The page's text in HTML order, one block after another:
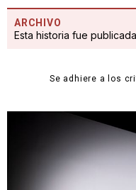
ARCHIVO
Esta historia fue
Se adhiere a los